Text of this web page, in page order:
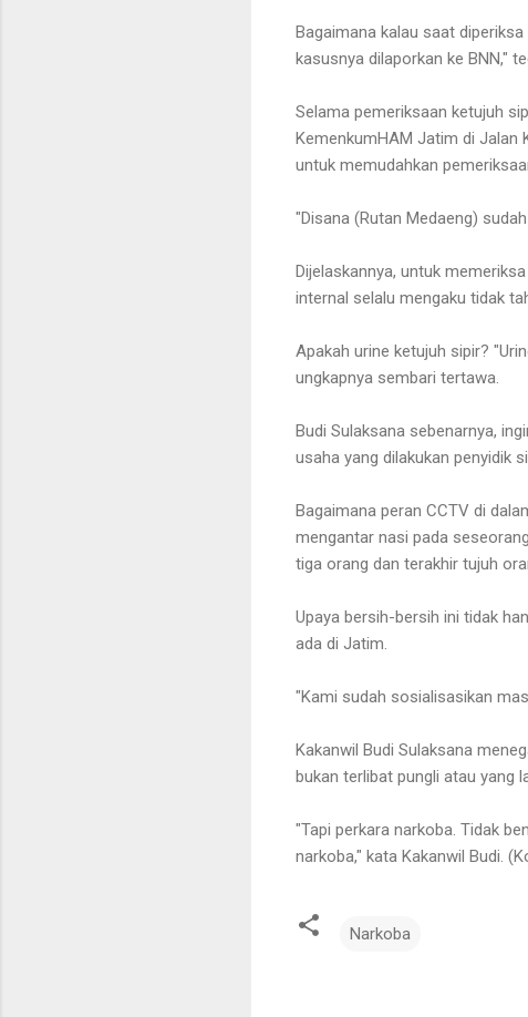
Bagaimana kalau saat
kasusnya dilaporkan ke BNN,"
Selama pemeriksaan ketujuh
KemenkumHAM Jatim di Jalan
untuk memudahkan
"Disana (Rutan Medaeng)
Dijelaskannya, untuk
internal selalu mengaku tidak
Apakah urine ketujuh sipir?
ungkapnya sembari tertawa.
Budi Sulaksana sebenarnya,
usaha yang dilakukan penyidik
Bagaimana peran CCTV di
mengantar nasi pada
tiga orang dan terakhir tujuh
Upaya bersih-bersih ini tidak
ada di Jatim.
"Kami sudah sosialisasikan
Kakanwil Budi Sulaksana
bukan terlibat pungli atau yang
"Tapi perkara narkoba. Tidak
narkoba," kata Kakanwil Budi.
Narkoba